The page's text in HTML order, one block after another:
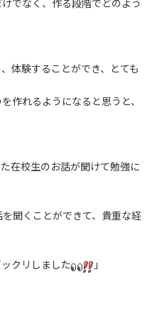
でなく、作る段階でどのよう
体験することができ、とても
作れるようになると思うと、
在校生のお話が聞けて勉強に
聞くことができて、貴重な経
クリしました 」